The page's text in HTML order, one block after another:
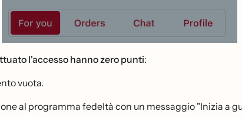
l'accesso hanno zero punti:
vuota.
al programma fedeltà con un messaggio "Inizia a